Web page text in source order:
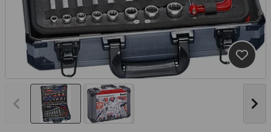
Vorheriges Bild anzeigen